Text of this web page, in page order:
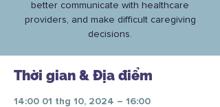
better communicate with healthcare
providers, and make difficult caregiving
decisions.
Thời gian & Địa điểm
14:00 01 thg 10, 2024 – 16:00